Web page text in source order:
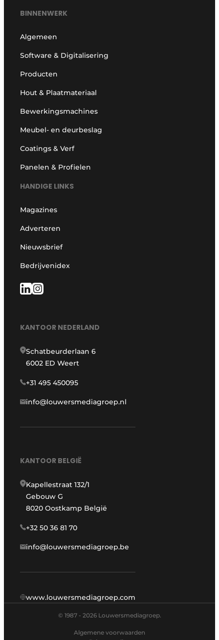
BINNENWERK
Algemeen
Software & Digitalisering
Producten
Hout & Plaatmateriaal
Bewerkingsmachines
Meubel- en deurbeslag
Coatings & Verf
Panelen & Profielen
HANDIGE LINKS
Magazines
Adverteren
Nieuwsbrief
Bedrijvenidex
KANTOOR NEDERLAND
Schatbeurderlaan 6
6002 ED Weert
+31 495 450095
info@louwersmediagroep.nl
KANTOOR BELGIË
Kapellestraat 132/1
Gebouw G
8020 Oostkamp België
+32 50 36 81 70
info@louwersmediagroep.be
www.louwersmediagroep.com
© 1987 - 2026 Louwersmediagroep.
Algemene voorwaarden